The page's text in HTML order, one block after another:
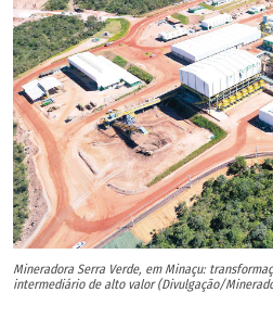
Mineradora Serra Verde, em Minaçu:
intermediário de alto valor (Divulgação/